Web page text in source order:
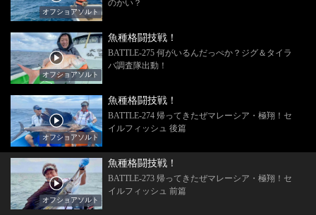
オフショアソルト
のかい？
オフショアソルト
魚種格闘技戦！
BATTLE-275 何がいるんだっぺか？ジグ＆タイラ
バ調査隊出動！
オフショアソルト
魚種格闘技戦！
BATTLE-274 帰ってきたぜマレーシア・極翔！セ
イルフィッシュ 後篇
オフショアソルト
魚種格闘技戦！
BATTLE-273 帰ってきたぜマレーシア・極翔！セ
イルフィッシュ 前篇